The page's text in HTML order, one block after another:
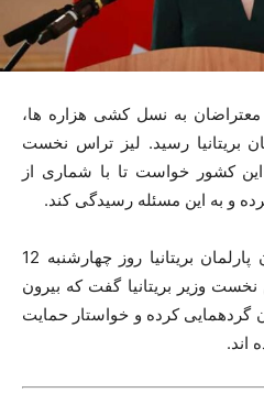
به نسل کشی هزاره ها،
بریتانیا رسید. لیز تراس نخست
این کشور خواست تا با شماری از
و به این مسئله رسیدگی کند.
آنتونی برون، یکی از نمایندگان پارلمان بریتانیا روز چهارشنبه 12
وزیر بریتانیا گفت که بیرون
گردهمایی کرده و خواستار حمایت
اند.